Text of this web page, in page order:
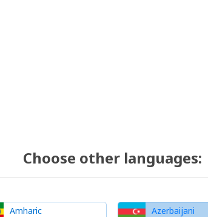
Choose other languages:
Amharic Azerbaijani